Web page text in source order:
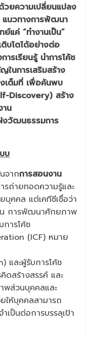
วยความเปลี่ยนแปลง
นวทางการพัฒนา
แค่ “ทำงานเป็น”
บโตได้อย่างต่อ
รเรียนรู้ นำการโค้ช
ในการเสริมสร้าง
เต็มที่ เพื่อค้นพบ
Discovery) สร้าง
าน
วัฒนธรรมการ
บ
จากการสอนงาน
รถ่ายทอดความรู้และ
บุคคล แต่เคทีซีเชื่อว่า
น การพัฒนาศักยภาพ
ารโค้ช
(ICF) หมาย
และผู้รับการโค้ช
ดสร้างสรรค์ และ
พส่วนบุคคลและ
ให้บุคคลสามารถ
เป็นต่อการบรรลุเป้า